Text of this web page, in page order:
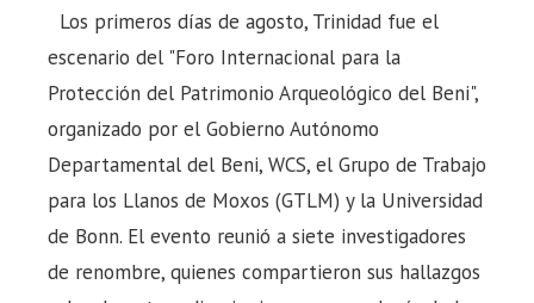
Los primeros días de agosto, Trinidad fue el
escenario del "Foro Internacional para la
Protección del Patrimonio Arqueológico del Beni",
organizado por el Gobierno Autónomo
Departamental del Beni, WCS, el Grupo de Trabajo
para los Llanos de Moxos (GTLM) y la Universidad
de Bonn. El evento reunió a siete investigadores
de renombre, quienes compartieron sus hallazgos